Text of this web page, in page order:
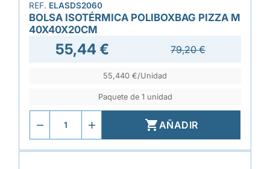
REF. ELASDS2060
BOLSA ISOTÉRMICA POLIBOXBAG PIZZA M
40X40X20CM
55,44 € 79,20 €
55,440 €/Unidad
Paquete de 1 unidad
AÑADIR